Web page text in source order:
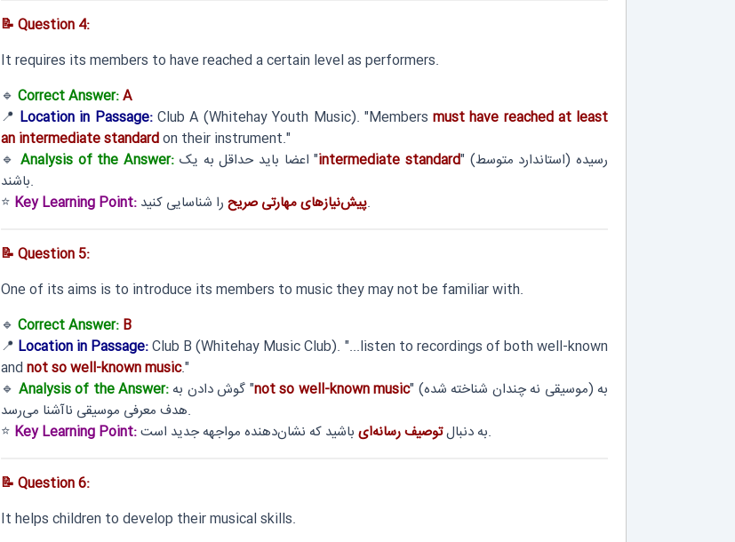
📝 Question 4:
It requires its members to have reached a certain level as performers.
🔹 Correct Answer:A
📍 Location in Passage:Club A (Whitehay Youth Music). "Membersmust have reached at least
an intermediate standardon their instrument."
🔹Analysis of the Answer: اعضا باید حداقل به یک "intermediate standard" (استاندارد متوسط) رسیده
باشند.
⭐ Key Learning Point: پیش‌نیازهای مهارتی صریحرا شناسایی کنید.
📝 Question 5:
One of its aims is to introduce its members to music they may not be familiar with.
🔹 Correct Answer: B
📍 Location in Passage:Club B (Whitehay Music Club). "...listen to recordings of both well-known
and not so well-known music."
🔹 Analysis of the Answer: گوش دادن به "not so well-known music" (موسیقی نه چندان شناخته شده) به
هدف معرفی موسیقی ناآشنا می‌رسد.
⭐ Key Learning Point: به دنبالتوصیف رسانه‌ای باشید که نشان‌دهنده مواجهه جدید است.
📝 Question 6:
It helps children to develop their musical skills.